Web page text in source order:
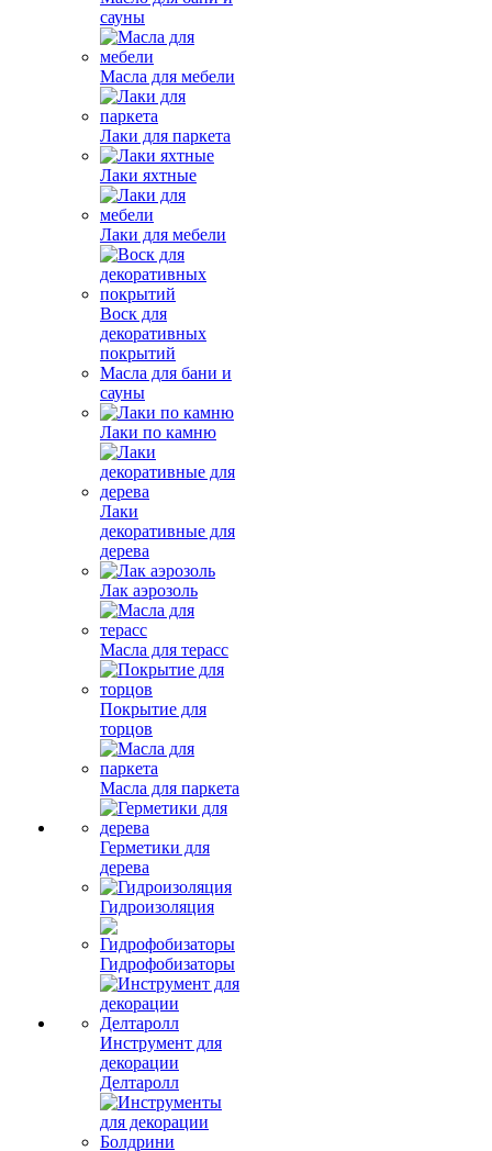
сауны
Масла для мебели
Лаки для паркета
Лаки яхтные
Лаки для мебели
Воск для
декоративных
покрытий
Масла для бани и
сауны
Лаки по камню
Лаки
декоративные для
дерева
Лак аэрозоль
Масла для терасс
Покрытие для
торцов
Масла для паркета
Герметики для
дерева
Гидроизоляция
Гидрофобизаторы
Инструмент для
декорации
Делтаролл